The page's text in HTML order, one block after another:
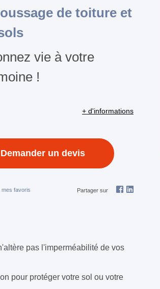
de toiture et
vie à votre
!
+ d'informations
Demander un devis
mes favoris Partager sur
pas l'imperméabilité de vos
pour protéger votre sol ou votre